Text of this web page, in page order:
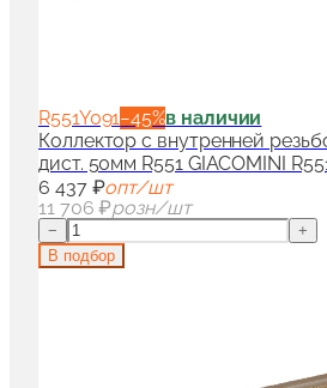
R551Y091−45%в наличии
Коллектор с внутренней
дист. 50мм R551 GIACOMINI
6 437 ₽опт/шт
11 706 ₽розн/шт
−
+
В подбор